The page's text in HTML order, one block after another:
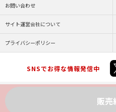
販売
お問い合わせ
サイト運営会社について
プライバシーポリシー
SNSでお得な情報発信中